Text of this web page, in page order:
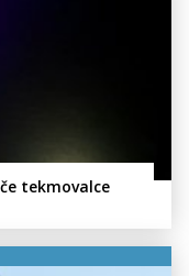
tekmovalce